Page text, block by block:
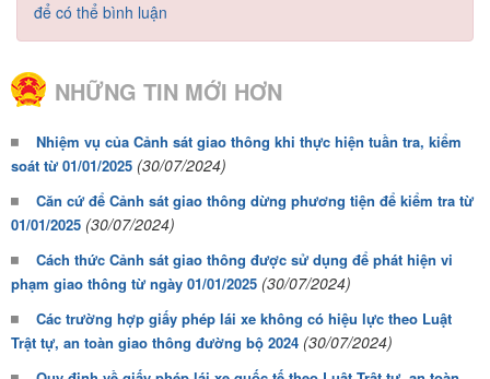
để có thể bình luận
NHỮNG TIN MỚI HƠN
Nhiệm vụ của Cảnh sát giao thông khi thực hiện tuần tra, kiểm
soát từ 01/01/2025 (30/07/2024)
Căn cứ để Cảnh sát giao thông dừng phương tiện để kiểm tra từ
01/01/2025 (30/07/2024)
Cách thức Cảnh sát giao thông được sử dụng để phát hiện vi
phạm giao thông từ ngày 01/01/2025 (30/07/2024)
Các trường hợp giấy phép lái xe không có hiệu lực theo Luật
Trật tự, an toàn giao thông đường bộ 2024 (30/07/2024)